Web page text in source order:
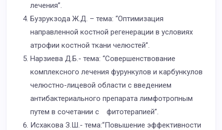
лечения”.
Бузрукзода Ж.Д. – тема: “Оптимизация
направленной костной регенерации в условиях
атрофии костной ткани челюстей”.
Нарзиева Д.Б.- тема: “Совершенствование
комплексного лечения фурункулов и карбункулов
челюстно-лицевой области с введением
антибактериального препарата лимфотропным
путем в сочетании с фитотерапией”.
Исхакова З.Ш.- тема:“Повышение эффективности